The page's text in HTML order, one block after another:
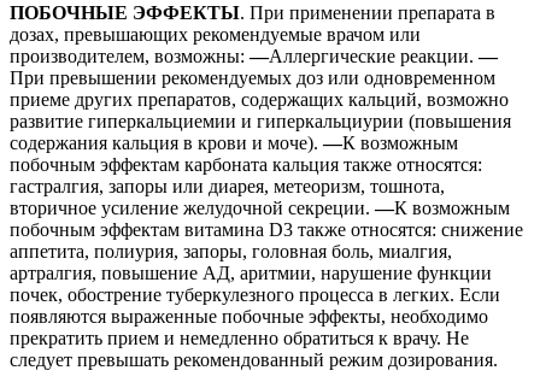
ПОБОЧНЫЕ ЭФФЕКТЫ. При применении препарата в
дозах, превышающих рекомендуемые врачом или
производителем, возможны:—Аллергические реакции.—
При превышении рекомендуемых доз или одновременном
приеме других препаратов, содержащих кальций, возможно
развитие гиперкальциемии и гиперкальциурии (повышения
содержания кальция в крови и моче).—К возможным
побочным эффектам карбоната кальция также относятся:
гастралгия, запоры или диарея, метеоризм, тошнота,
вторичное усиление желудочной секреции.—К возможным
побочным эффектам витамина D3 также относятся: снижение
аппетита, полиурия, запоры, головная боль, миалгия,
артралгия, повышение АД, аритмии, нарушение функции
почек, обострение туберкулезного процесса в легких. Если
появляются выраженные побочные эффекты, необходимо
прекратить прием и немедленно обратиться к врачу. Не
следует превышать рекомендованный режим дозирования.